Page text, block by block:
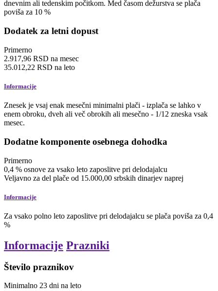
dnevnim ali tedenskim počitkom. Med časom dežurstva se plača
poviša za 10 %
Dodatek za letni dopust
Primerno
2.917,96 RSD na mesec
35.012,22 RSD na leto
Informacije
Znesek je vsaj enak mesečni minimalni plači - izplača se lahko v
enem obroku, dveh ali več obrokih ali mesečno - 1/12 zneska vsak
mesec.
Dodatne komponente osebnega dohodka
Primerno
0,4 % osnove za vsako leto zaposlitve pri delodajalcu
Veljavno za del plače od 15.000,00 srbskih dinarjev naprej
Informacije
Za vsako polno leto zaposlitve pri delodajalcu se plača poviša za 0,4
%
Informacije Prazniki
Število praznikov
Minimalno 23 dni na leto